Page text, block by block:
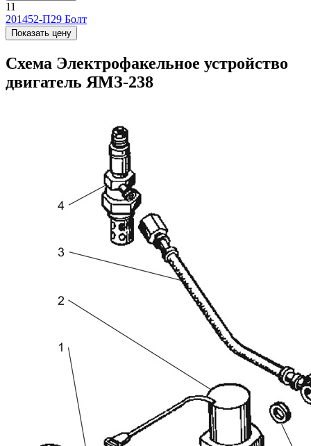
11
201452-П29 Болт
Показать цену
Схема Электрофакельное устройство
двигатель ЯМЗ-238